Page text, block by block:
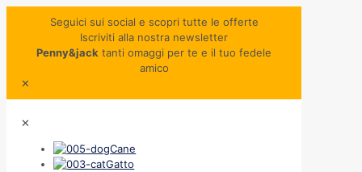
Seguici sui social e scopri tutte le offerte
Iscriviti alla nostra newsletter
Penny&jack tanti omaggi per te e il tuo fedele
amico
✕
✕
Cane
Gatto